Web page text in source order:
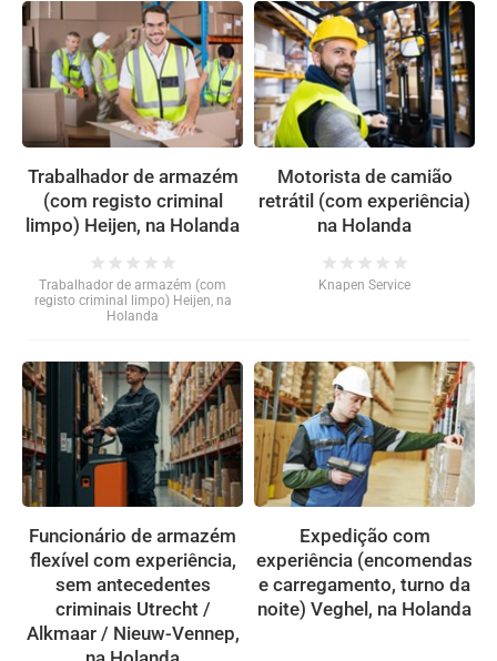
Trabalhador de armazém
(com registo criminal
limpo) Heijen, na Holanda
star star star star star
Trabalhador de armazém (com
registo criminal limpo) Heijen, na
Holanda
Motorista de camião
retrátil (com experiência)
na Holanda
star star star star star
Knapen Service
Funcionário de armazém
flexível com experiência,
sem antecedentes
criminais Utrecht /
Alkmaar / Nieuw-Vennep,
Expedição com
experiência (encomendas
e carregamento, turno da
noite) Veghel, na Holanda